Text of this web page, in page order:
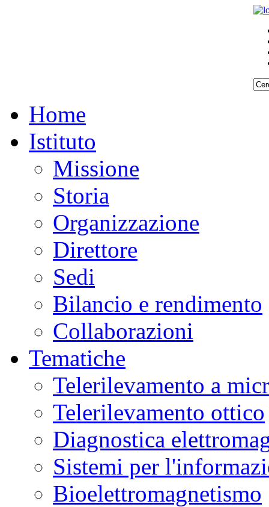
Home
Istituto
Missione
Storia
Organizzazione
Direttore
Sedi
Bilancio e rendimento
Collaborazioni
Tematiche
Telerilevamento a
Telerilevamento ottico
Diagnostica
Sistemi per
Bioelettromagnetismo